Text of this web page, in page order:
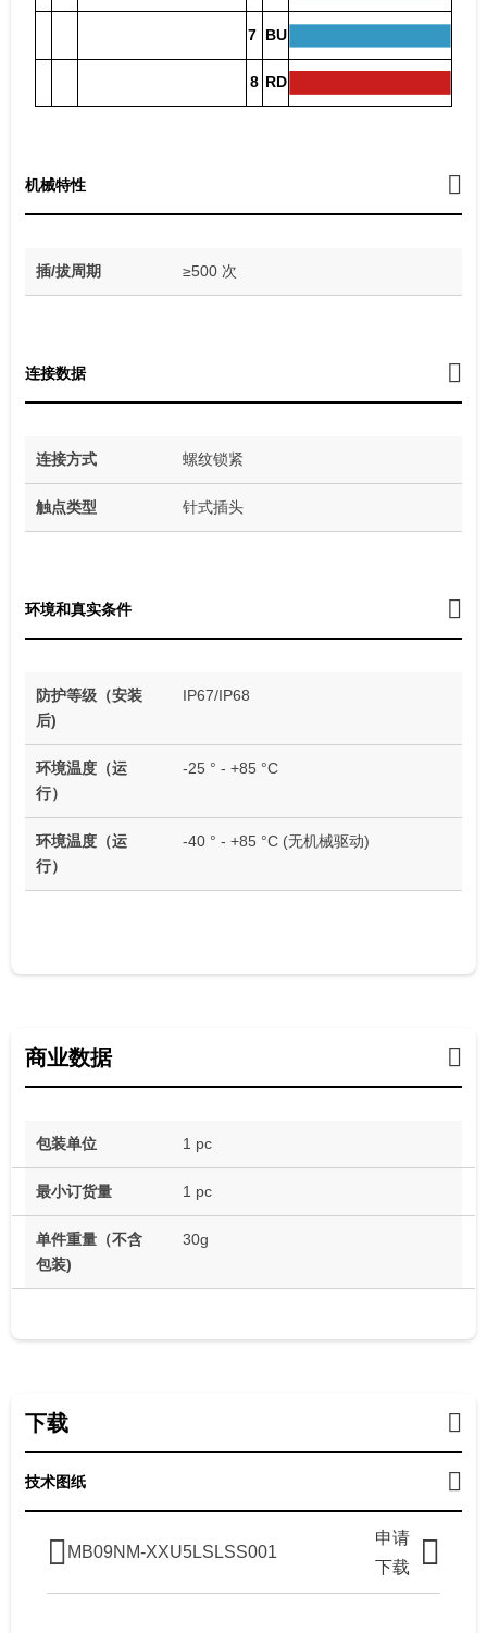
7 BU
8 RD
机械特性
插/拔周期 ≥500 次
连接数据
连接方式 螺纹锁紧
触点类型 针式插头
环境和真实条件
防护等级（安装
后)
IP67/IP68
环境温度（运
行）
-25 ° - +85 °C
环境温度（运
行）
-40 ° - +85 °C (无机械驱动)
商业数据
包装单位 1 pc
最小订货量 1 pc
单件重量（不含
包装)
30g
下载
技术图纸
MB09NM-XXU5LSLSS001
申请
下载